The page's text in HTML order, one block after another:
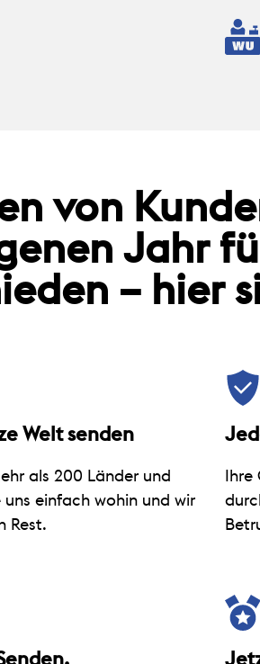
von
Jahr
– hier
Welt senden
als 200 Länder und
uns einfach wohin und wir
Rest.